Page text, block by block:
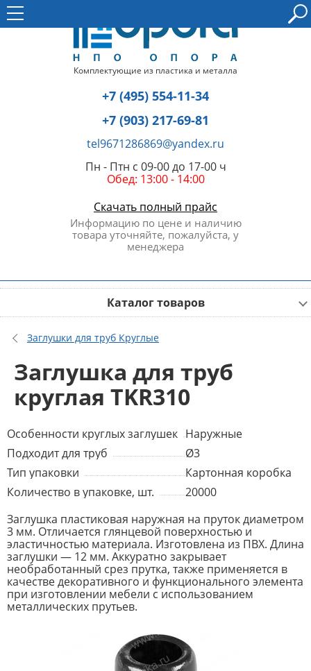
Комплектующие из пластика и металла
+7 (495) 554-11-34
+7 (903) 217-69-81
tel9671286869@yandex.ru
Пн - Птн с 09-00 до 17-00 ч
Обед: 13:00 - 14:00
Скачать полный прайс
Информацию по цене и наличию
товара уточняйте, пожалуйста, у
менеджера
Каталог товаров
Заглушки для труб Круглые
Заглушка для труб
круглая TKR310
Особенности круглых заглушек Наружные
Подходит для труб
Ø3
Тип упаковки
Картонная коробка
Количество в упаковке, шт.
20000
Заглушка пластиковая наружная на пруток диаметром
3 мм. Отличается глянцевой поверхностью и
эластичностью материала. Изготовлена из ПВХ. Длина
заглушки — 12 мм. Аккуратно закрывает
необработанный срез прутка, также применяется в
качестве декоративного и функционального элемента
при изготовлении мебели с использованием
металлических прутьев.